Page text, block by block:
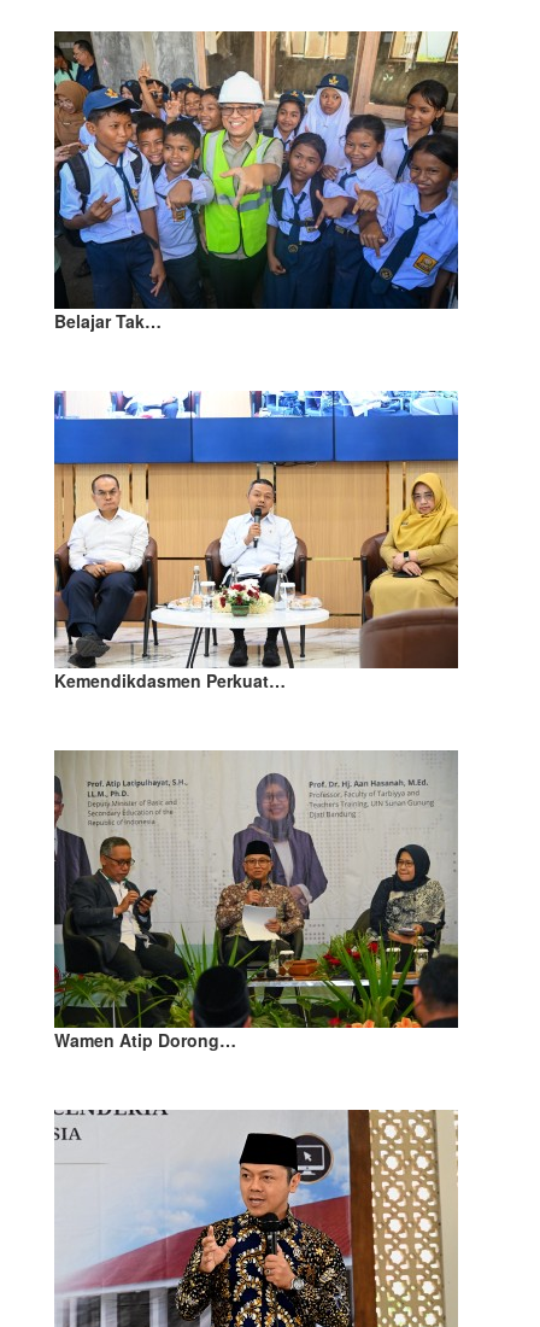
Belajar Tak…
Kemendikdasmen Perkuat…
Wamen Atip Dorong…